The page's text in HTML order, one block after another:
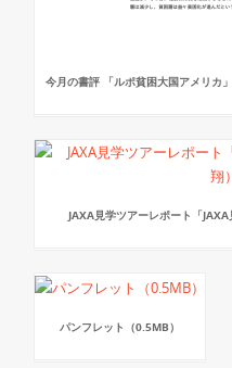
今月の書評 「ルポ貧困大国アメリカ
JAXA見学ツアーレポート「
パンフレット（0.5MB）